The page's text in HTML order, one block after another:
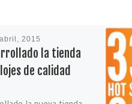
2015
la tienda
de calidad